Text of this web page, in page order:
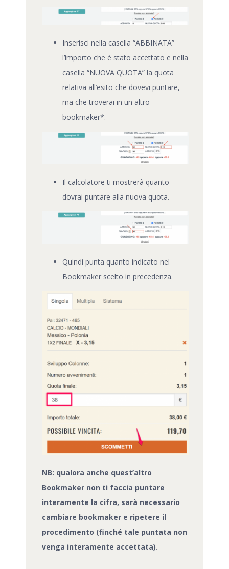
Inserisci nella casella “ABBINATA”
l’importo che è stato accettato e nella
casella “NUOVA QUOTA” la quota
relativa all’esito che dovevi puntare,
ma che troverai in un altro
bookmaker*.
Il calcolatore ti mostrerà quanto
dovrai puntare alla nuova quota.
Quindi punta quanto indicato nel
Bookmaker scelto in precedenza.
NB: qualora anche quest’altro
Bookmaker non ti faccia puntare
interamente la cifra, sarà necessario
cambiare bookmaker e ripetere il
procedimento (finché tale puntata non
venga interamente accettata).